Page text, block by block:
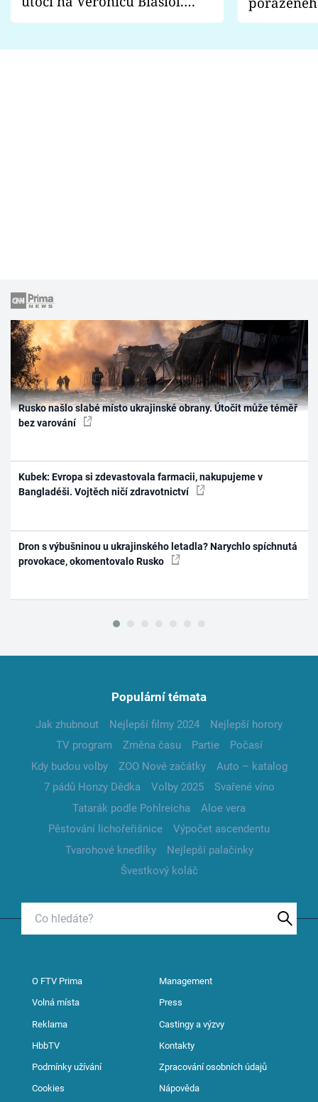
Proč je podle nich falešná a
fanoušci
Rusko našlo slabé místo ukrajinské obrany. Útočit může téměř
bez varování
Kubek: Evropa si zdevastovala farmacii, nakupujeme v
Bangladéši. Vojtěch ničí zdravotnictví
Dron s výbušninou u ukrajinského letadla? Narychlo spíchnutá
provokace, okomentovalo Rusko
Populární témata
Jak zhubnout Nejlepší filmy 2024
Nejlepší horory
TV program
Změna času Partie
Počasí
Kdy budou volby
ZOO Nové začátky
Auto – katalog
7 pádů Honzy Dědka
Volby 2025
Svařené víno
Tatarák podle Pohlreicha
Aloe vera
Pěstování lichořeřišnice
Výpočet ascendentu
Tvarohové knedlíky
Nejlepší palačinky
Švestkový koláč
O FTV Prima Management
Volná místa Press
Reklama Castingy a výzvy
HbbTV Kontakty
Podmínky užívání Zpracování osobních údajů
Cookies Nápověda